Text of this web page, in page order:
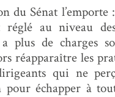
du Sénat l’emporte
réglé au niveau
plus de charges
réapparaître les
qui ne
pour échapper à